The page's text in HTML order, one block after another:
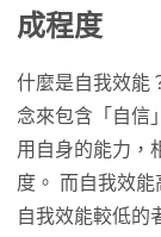
成程度
什麼是自我效能
念來包含「自信
用自身的能力，
度。 而自我效
自我效能較低的